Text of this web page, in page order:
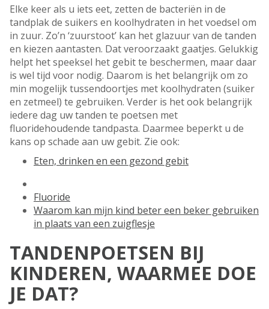
Elke keer als u iets eet, zetten de bacteriën in de
tandplak de suikers en koolhydraten in het voedsel om
in zuur. Zo’n ‘zuurstoot’ kan het glazuur van de tanden
en kiezen aan­tasten. Dat veroorzaakt gaatjes. Gelukkig
helpt het speeksel het gebit te beschermen, maar daar
is wel tijd voor nodig. Daarom is het belangrijk om zo
min mogelijk tussen­doortjes met koolhydraten (suiker
en zetmeel) te gebruiken. Verder is het ook belangrijk
iedere dag uw tanden te poetsen met
fluoridehoudende tandpasta. Daarmee beperkt u de
kans op schade aan uw gebit. Zie ook:
Eten, drinken en een gezond gebit
Fluoride
Waarom kan mijn kind beter een beker gebruiken
in plaats van een zuigflesje
TANDENPOETSEN BIJ
KINDEREN, WAARMEE DOE
JE DAT?